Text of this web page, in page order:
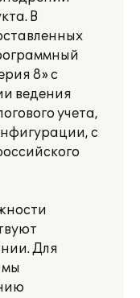
В
8» с
ведения
учета,
с
Для